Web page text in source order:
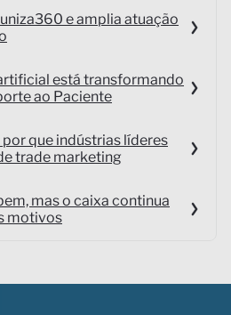
e amplia atuação
está transformando
ao Paciente
que indústrias líderes
trade marketing
mas o caixa continua
motivos